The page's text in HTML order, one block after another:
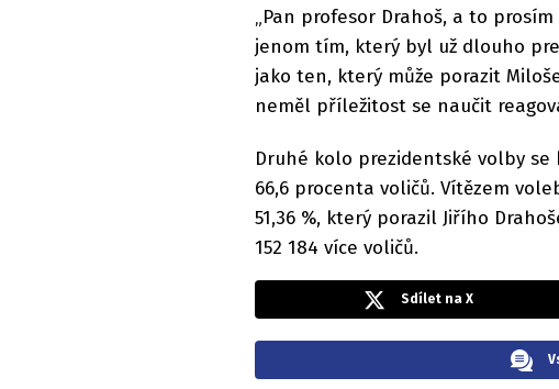
„Pan profesor Drahoš, a to
jenom tím, který byl už dlouho
jako ten, který může porazit
neměl příležitost se naučit
Druhé kolo prezidentské volby
66,6 procenta voličů. Vítězem
51,36 %, který porazil Jiřího
152 184 více voličů.
Sdílet na X